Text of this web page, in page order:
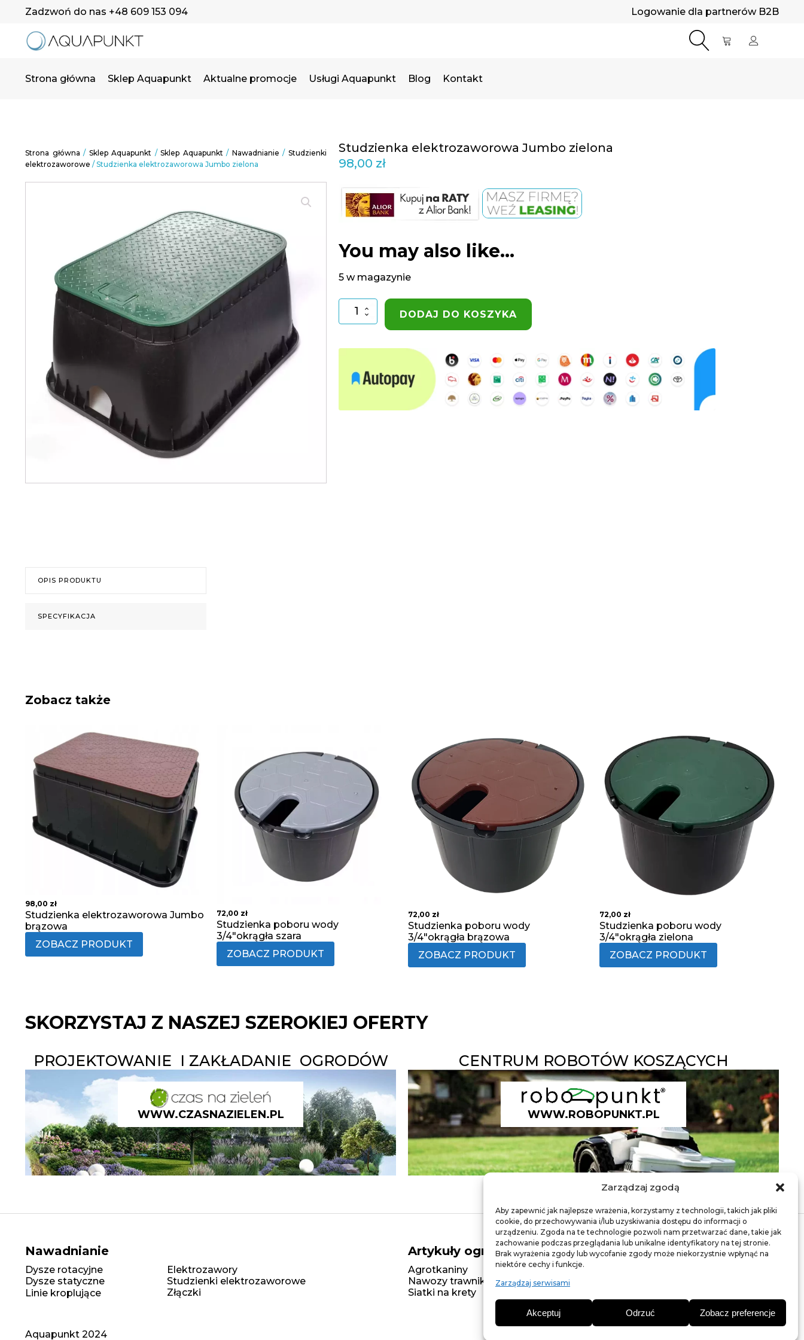
Zarządzaj zgodą
Aby zapewnić jak najlepsze wrażenia, korzystamy z technologii, takich jak pliki
cookie, do przechowywania i/lub uzyskiwania dostępu do informacji o
urządzeniu. Zgoda na te technologie pozwoli nam przetwarzać dane, takie jak
zachowanie podczas przeglądania lub unikalne identyfikatory na tej stronie.
Brak wyrażenia zgody lub wycofanie zgody może niekorzystnie wpłynąć na
niektóre cechy i funkcje.
Zarządzaj serwisami
Akceptuj Odrzuć Zobacz preferencje
Zadzwoń do nas +48 609 153 094 Logowanie dla partnerów B2B
Strona główna Sklep Aquapunkt Aktualne promocje Usługi Aquapunkt Blog Kontakt
Strona główna / Sklep Aquapunkt /Sklep Aquapunkt / Nawadnianie /Studzienki
elektrozaworowe / Studzienka elektrozaworowa Jumbo zielona
Studzienka elektrozaworowa Jumbo zielona
98,00 zł
You may also like…
5 w magazynie
Studzienka
elektrozaworowa
DODAJ DO KOSZYKA
OPIS PRODUKTU
SPECYFIKACJA
Zobacz także
98,00 zł
Studzienka elektrozaworowa Jumbo
brązowa
ZOBACZ PRODUKT
72,00 zł
Studzienka poboru wody
3/4"okrągła szara
ZOBACZ PRODUKT
72,00 zł
Studzienka poboru wody
3/4"okrągła brązowa
ZOBACZ PRODUKT
72,00 zł
Studzienka poboru wody
3/4"okrągła zielona
ZOBACZ PRODUKT
SKORZYSTAJ Z NASZEJ SZEROKIEJ OFERTY
PROJEKTOWANIE I ZAKŁADANIE OGRODÓW
WWW.CZASNAZIELEN.PL
CENTRUM ROBOTÓW KOSZĄCYCH
WWW.ROBOPUNKT.PL
Nawadnianie
Dysze rotacyjne
Elektrozawory
Dysze statyczne
Studzienki elektrozaworowe
Linie kroplujące
Złączki
Artykuły ogrodnicze
Agrotkaniny
Trawa - nasiona traw
Nawozy trawnikowe
Szpilki, kotwy, gwoździe
Siatki na krety
Aquapunkt 2024